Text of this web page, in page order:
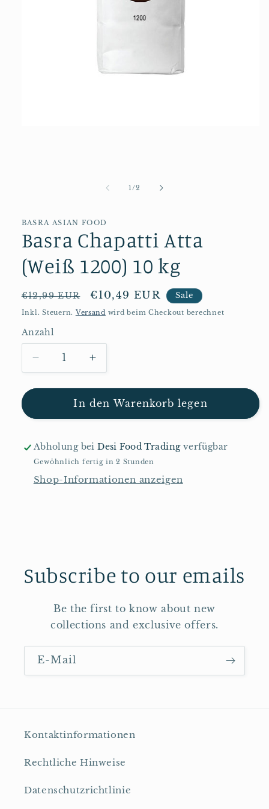
1/von
2
BASRA ASIAN FOOD
Basra Chapatti Atta
(Weiß 1200) 10 kg
Normaler
Preis
€12,99 EUR Verkaufspreis
€10,49 EUR Sale
Inkl. Steuern. Versand wird beim Checkout berechnet
Anzahl
Anzahl
Verringere
die
Menge
Basra
Atta
(Weiß
10
Erhöhe
die
Menge
für
Basra
Atta
(Weiß
1200)
10
In den Warenkorb legen
Abholung beiDesi Food Tradingverfügbar
Gewöhnlich fertig in 2 Stunden
Shop-Informationen anzeigen
Subscribe to our emails
Be the first to know about new
collections and exclusive offers.
E-Mail
Kontaktinformationen
Rechtliche Hinweise
Datenschutzrichtlinie